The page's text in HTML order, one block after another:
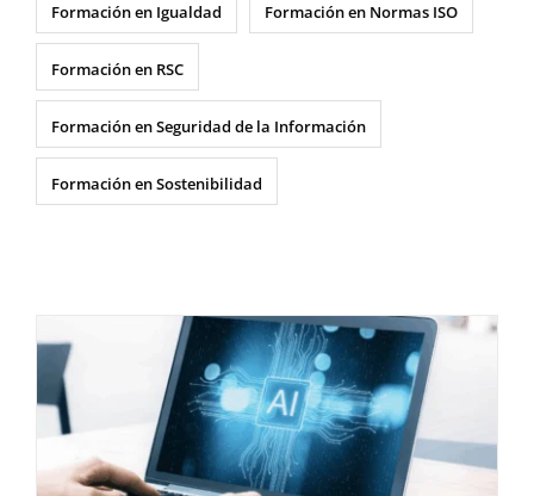
Formación en Igualdad Formación en Normas ISO
Formación en RSC
Formación en Seguridad de la Información
Formación en Sostenibilidad